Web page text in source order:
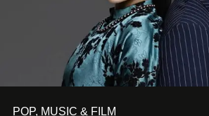
POP, MUSIC & FILM